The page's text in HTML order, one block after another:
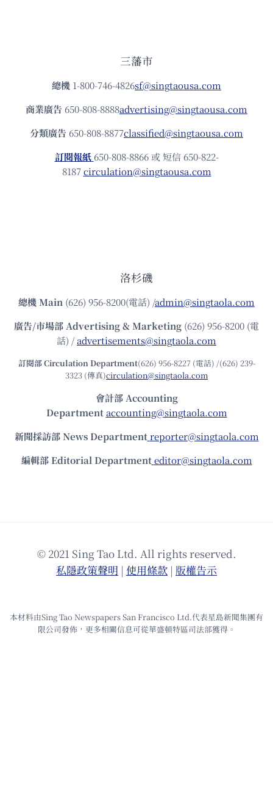
三藩市
總機 1-800-746-4826sf@singtaousa.com
商業廣告 650-808-8888advertising@singtaousa.com
分類廣告 650-808-8877classified@singtaousa.com
訂閱報紙 650-808-8866 或 短信 650-822-
8187circulation@singtaousa.com
洛杉磯
總機Main (626) 956-8200(電話) /admin@singtaola.com
廣告/市場部Advertising & Marketing (626) 956-8200 (電
話) /advertisements@singtaola.com
訂閱部 Circulation Department(626) 956-8227 (電話) /(626) 239-
3323 (傳真)circulation@singtaola.com
會計部 Accounting
Department accounting@singtaola.com
新聞採訪部 News Department reporter@singtaola.com
編輯部 Editorial Department editor@singtaola.com
© 2021 Sing Tao Ltd. All rights reserved.
私隱政策聲明 | 使⽤條款 | 版權告⽰
本材料由Sing Tao Newspapers San Francisco Ltd.代表星島新聞集團有
限公司發佈，更多相關信息可從華盛頓特區司法部獲得。